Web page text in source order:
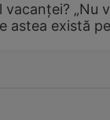
vacanței? „Nu
astea există